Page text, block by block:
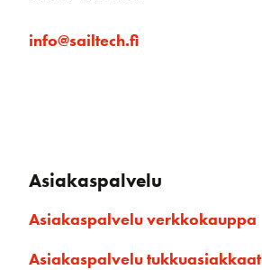
info@sailtech.fi
Asiakaspalvelu
Asiakaspalvelu verkkokauppa
Asiakaspalvelu tukkuasiakkaat